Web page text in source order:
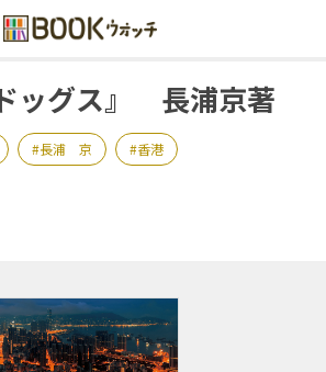
ッグス』 長浦京著
長浦 京 香港